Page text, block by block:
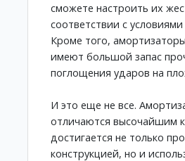
сможете настроить их
соответствии с
Кроме того, амортизаторы
имеют большой запас
поглощения ударов на
И это еще не все.
отличаются высочайшим
достигается не только
конструкцией, но и